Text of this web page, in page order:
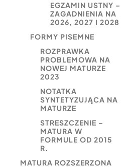
EGZAMIN USTNY –
ZAGADNIENIA NA
2026, 2027 I 2028
FORMY PISEMNE
ROZPRAWKA
PROBLEMOWA NA
NOWEJ MATURZE
2023
NOTATKA
SYNTETYZUJĄCA NA
MATURZE
STRESZCZENIE –
MATURA W
FORMULE OD 2015
R.
MATURA ROZSZERZONA